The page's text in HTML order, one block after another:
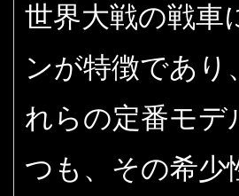
世界大戦の戦車
ンが特徴であ
れらの定番モデ
つも、その希少